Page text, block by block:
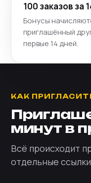
100 заказов за
Бонусы
приглашённый
первые 14 дней.
КАК
минут в
Всё происходит
отдельные